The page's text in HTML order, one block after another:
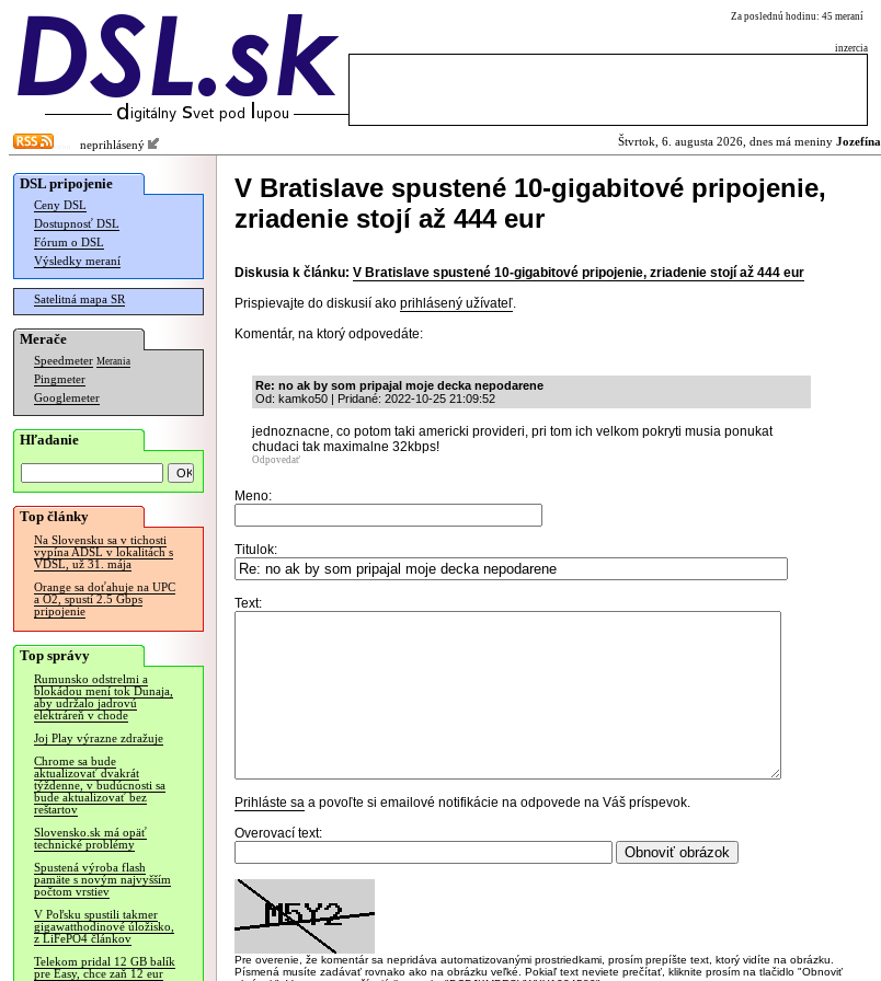
Za poslednú hodinu: 45 meraní
inzercia
neprihlásený Štvrtok, 6. augusta 2026, dnes má meniny Jozefína
DSL pripojenie
Ceny DSL
Dostupnosť DSL
Fórum o DSL
Výsledky meraní
Satelitná mapa SR
Merače
Speedmeter Merania
Pingmeter
Googlemeter
Hľadanie
Top články
Na Slovensku sa v tichosti
vypína ADSL v lokalitách s
VDSL, už 31. mája
Orange sa doťahuje na UPC
a O2, spustí 2.5 Gbps
pripojenie
Top správy
Rumunsko odstrelmi a
blokádou mení tok Dunaja,
aby udržalo jadrovú
elektráreň v chode
Joj Play výrazne zdražuje
Chrome sa bude
aktualizovať dvakrát
týždenne, v budúcnosti sa
bude aktualizovať bez
reštartov
Slovensko.sk má opäť
technické problémy
Spustená výroba flash
pamäte s novým najvyšším
počtom vrstiev
V Poľsku spustili takmer
gigawatthodinové úložisko,
z LiFePO4 článkov
Telekom pridal 12 GB balík
pre Easy, chce zaň 12 eur
V Bratislave spustené 10-gigabitové pripojenie,
zriadenie stojí až 444 eur
Diskusia k článku: V Bratislave spustené 10-gigabitové pripojenie, zriadenie stojí až 444 eur
Prispievajte do diskusií ako prihlásený užívateľ.
Komentár, na ktorý odpovedáte:
Re: no ak by som pripajal moje decka nepodarene
Od: kamko50 | Pridané: 2022-10-25 21:09:52
jednoznacne, co potom taki americki provideri, pri tom ich velkom pokryti musia ponukat
chudaci tak maximalne 32kbps!
Odpovedať
Meno:
Titulok:
Text:
Prihláste sa a povoľte si emailové notifikácie na odpovede na Váš príspevok.
Overovací text:
Pre overenie, že komentár sa nepridáva automatizovanými prostriedkami, prosím prepíšte text, ktorý vidíte na obrázku.
Písmená musíte zadávať rovnako ako na obrázku veľké. Pokiaľ text neviete prečítať, kliknite prosím na tlačidlo "Obnoviť